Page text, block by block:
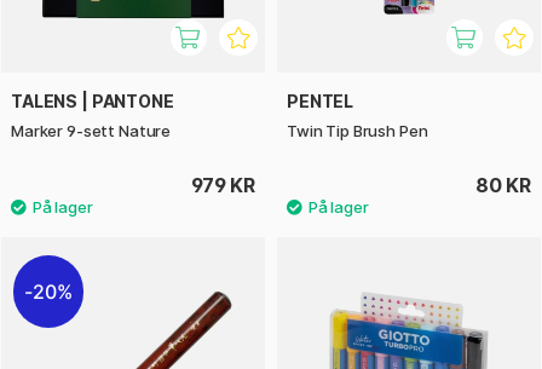
TALENS | PANTONE
Marker 9-sett Nature
979 KR
PENTEL
Twin Tip Brush Pen
80 KR
20%